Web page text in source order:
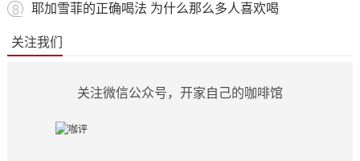
耶加雪菲的正确喝法 为什么那么多人喜欢喝
关注我们
关注微信公众号，开家自己的咖啡馆